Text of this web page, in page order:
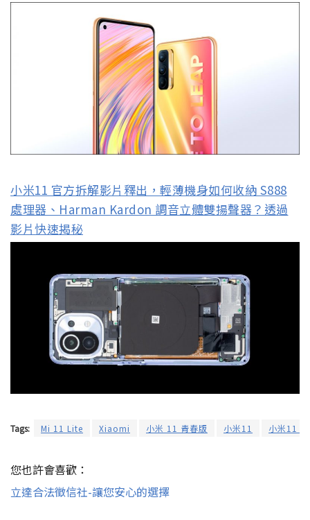
小米11 官方拆解影片釋出，輕薄機身如何收納 S888
處理器、Harman Kardon 調音立體雙揚聲器？透過
影片快速揭秘
Tags: Mi 11 Lite Xiaomi 小米 11 青春版 小米11 小米11
您也許會喜歡：
立達合法徵信社-讓您安心的選擇